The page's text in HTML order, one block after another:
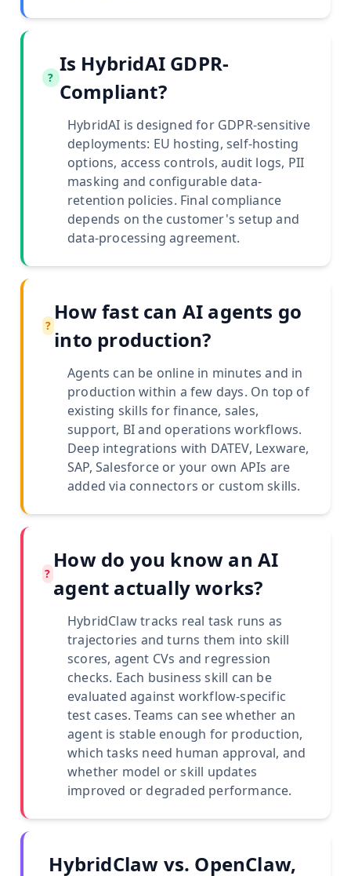
?
Is HybridAI GDPR-
Compliant?
HybridAI is designed for GDPR-sensitive
deployments: EU hosting, self-hosting
options, access controls, audit logs, PII
masking and configurable data-
retention policies. Final compliance
depends on the customer's setup and
data-processing agreement.
?
How fast can AI agents go
into production?
Agents can be online in minutes and in
production within a few days. On top of
existing skills for finance, sales,
support, BI and operations workflows.
Deep integrations with DATEV, Lexware,
SAP, Salesforce or your own APIs are
added via connectors or custom skills.
?
How do you know an AI
agent actually works?
HybridClaw tracks real task runs as
trajectories and turns them into skill
scores, agent CVs and regression
checks. Each business skill can be
evaluated against workflow-specific
test cases. Teams can see whether an
agent is stable enough for production,
which tasks need human approval, and
whether model or skill updates
improved or degraded performance.
HybridClaw vs. OpenClaw,